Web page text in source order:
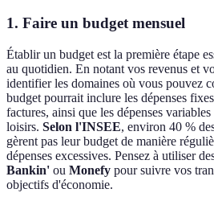
1. Faire un budget mensuel
Établir un budget est la première étape
au quotidien. En notant vos revenus et
identifier les domaines où vous pouvez
budget pourrait inclure les dépenses
factures, ainsi que les dépenses
loisirs. Selon l'INSEE, environ 40 %
gèrent pas leur budget de manière
dépenses excessives. Pensez à utiliser
Bankin' ou Monefy pour suivre vos
objectifs d'économie.